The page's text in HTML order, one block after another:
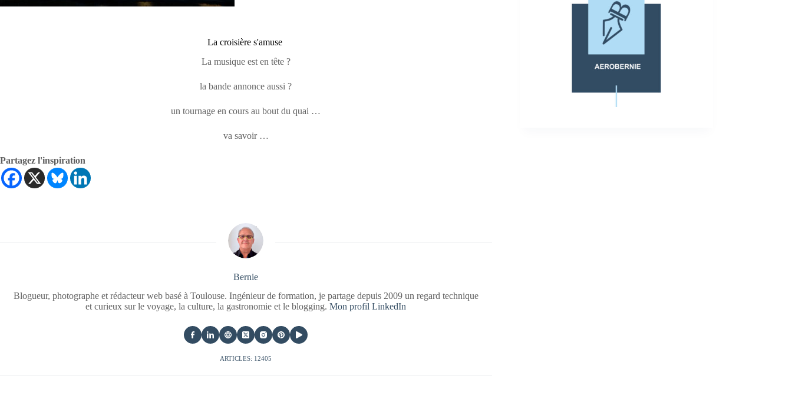
La croisière s'amuse
La musique est en tête ?
la bande annonce aussi ?
un tournage en cours au bout du quai …
va savoir …
Partagez l'inspiration
Bernie
Blogueur, photographe et rédacteur web basé à Toulouse. Ingénieur de formation, je partage depuis 2009 un regard technique
et curieux sur le voyage, la culture, la gastronomie et le blogging.Mon profil LinkedIn
ARTICLES: 12405